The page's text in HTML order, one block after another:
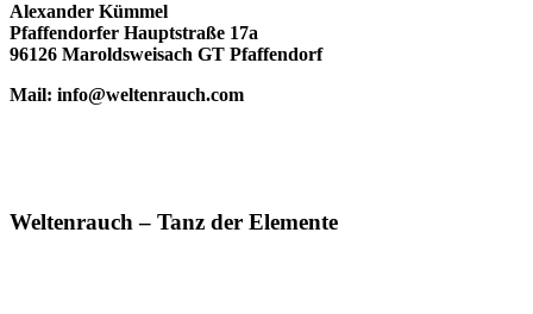
Alexander Kümmel
Pfaffendorfer Hauptstraße 17a
96126 Maroldsweisach GT Pfaffendorf
Mail: info@weltenrauch.com
Weltenrauch – Tanz der Elemente